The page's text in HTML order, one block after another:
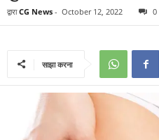
द्वारा CG News - October 12, 2022 0
साझा करना